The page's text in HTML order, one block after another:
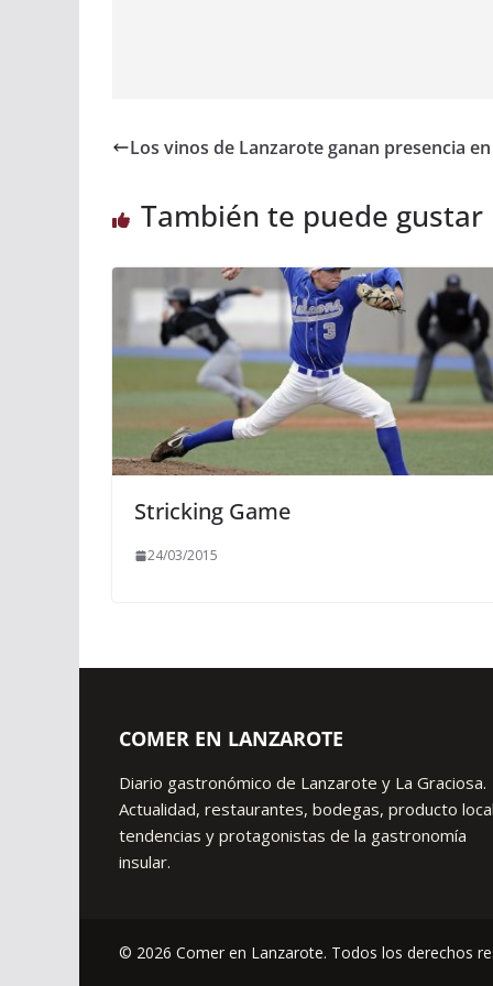
Los vinos de Lanzarote ganan presencia en
También te puede gustar
Stricking Game
24/03/2015
COMER EN LANZAROTE
Diario gastronómico de Lanzarote y La Graciosa.
Actualidad, restaurantes, bodegas, producto
tendencias y protagonistas de la gastronomía
insular.
© 2026 Comer en Lanzarote. Todos los derechos